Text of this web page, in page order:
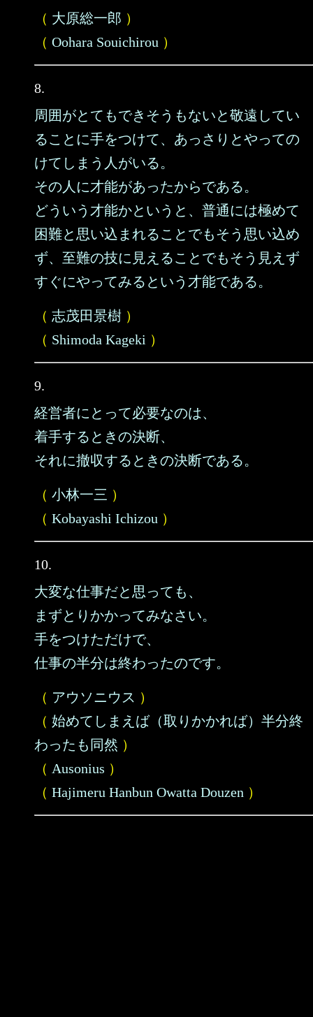
（ 大原総一郎 ）
（ Oohara Souichirou ）
8.
周囲がとてもできそうもないと敬遠してい
ることに手をつけて、あっさりとやっての
けてしまう人がいる。
その人に才能があったからである。
どういう才能かというと、普通には極めて
困難と思い込まれることでもそう思い込め
ず、至難の技に見えることでもそう見えず
すぐにやってみるという才能である。
（ 志茂田景樹 ）
（ Shimoda Kageki ）
9.
経営者にとって必要なのは、
着手するときの決断、
それに撤収するときの決断である。
（ 小林一三 ）
（ Kobayashi Ichizou ）
10.
大変な仕事だと思っても、
まずとりかかってみなさい。
手をつけただけで、
仕事の半分は終わったのです。
（ アウソニウス ）
（ 始めてしまえば（取りかかれば）半分終
わったも同然 ）
（ Ausonius ）
（ Hajimeru Hanbun Owatta Douzen ）